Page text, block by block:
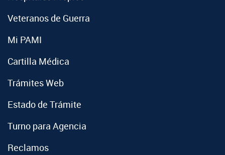
Veteranos de Guerra
Mi PAMI
Cartilla Médica
Trámites Web
Estado de Trámite
Turno para Agencia
Reclamos